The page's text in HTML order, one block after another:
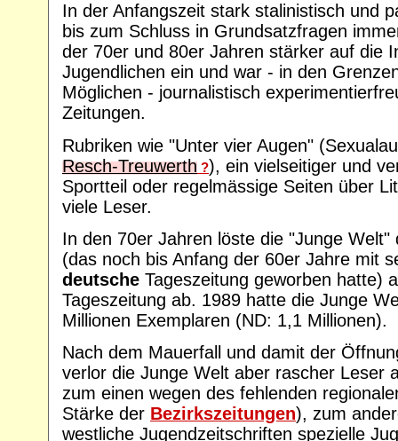
In der Anfangszeit stark stalinistisch und
bis zum Schluss in Grundsatzfragen
der 70er und 80er Jahren stärker auf die
Jugendlichen ein und war - in den
Möglichen - journalistisch
Zeitungen.
Rubriken wie "Unter vier Augen"
Resch-Treuwerth ?), ein vielseitiger und
Sportteil oder regelmässige Seiten über
viele Leser.
In den 70er Jahren löste die "Junge
(das noch bis Anfang der 60er Jahre mit
deutsche Tageszeitung geworben hatte)
Tageszeitung ab. 1989 hatte die Junge
Millionen Exemplaren (ND: 1,1 Millionen).
Nach dem Mauerfall und damit der
verlor die Junge Welt aber rascher Leser
zum einen wegen des fehlenden
Stärke der Bezirkszeitungen), zum
westliche Jugendzeitschriften spezielle